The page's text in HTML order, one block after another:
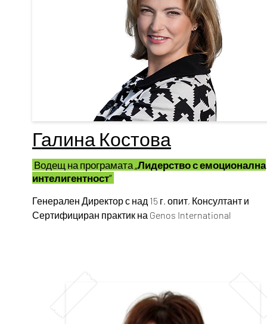
Галина Костова
Водещ на програмата „Лидерство с емоционална
интелигентност“
Генерален Директор с над 15 г. опит, Консултант и
Сертифициран практик на Genos International